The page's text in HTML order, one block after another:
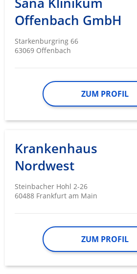
Offenbach GmbH
Starkenburgring 66
63069 Offenbach
ZUM PROFIL
Krankenhaus
Nordwest
Steinbacher Hohl 2-26
60488 Frankfurt am Main
ZUM PROFIL